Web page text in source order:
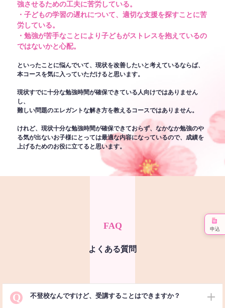
強させるための工夫に苦労している。
・子どもの学習の遅れについて、適切な支援を探すことに苦
労している。
・勉強が苦手なことにより子どもがストレスを抱えているの
ではないかと心配。
といったことに悩んでいて、現状を改善したいと考えているならば、
本コースを気に入っていただけると思います。
現状すでに十分な勉強時間が確保できている人向けではありません
し、
難しい問題のエレガントな解き方を教えるコースではありません。
けれど、現状十分な勉強時間が確保できておらず、なかなか勉強のや
る気が出ないお子様にとっては最適な内容になっているので、成績を
上げるためのお役に立てると思います。
FAQ
よくある質問
Q 不登校なんですけど、受講することはできますか？
申込